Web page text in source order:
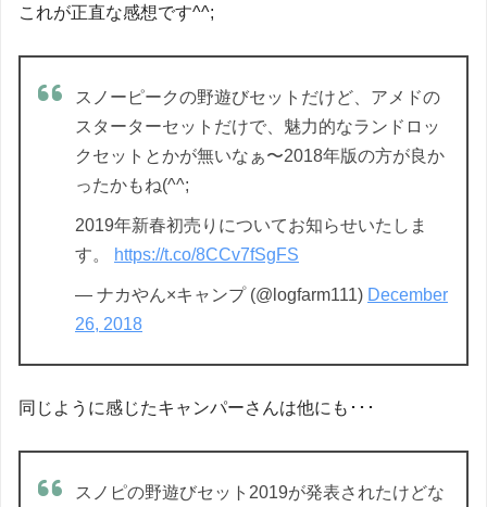
これが正直な感想です^^;
スノーピークの野遊びセットだけど、アメドの
スターターセットだけで、魅力的なランドロッ
クセットとかが無いなぁ〜2018年版の方が良か
ったかもね(^^;
2019年新春初売りについてお知らせいたしま
す。
https://t.co/8CCv7fSgFS
— ナカやん×キャンプ (@logfarm111) December
26, 2018
同じように感じたキャンパーさんは他にも･･･
スノピの野遊びセット2019が発表されたけどな